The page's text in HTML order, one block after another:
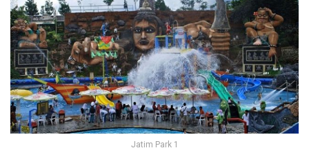
Jatim Park 1